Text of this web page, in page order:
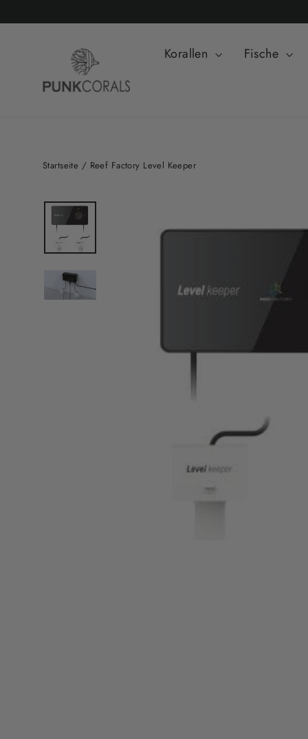
zum
Korallen Fische
Startseite / Reef Factory Level Keeper